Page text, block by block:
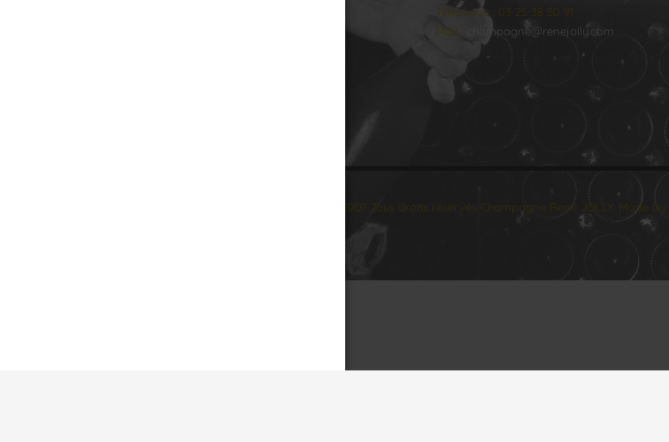
Téléphone : 03 25 38 50 91
Mail :
champagne@renejolly.com
© 2007 Tous droits réservés Champagne René JOLLY. Made by